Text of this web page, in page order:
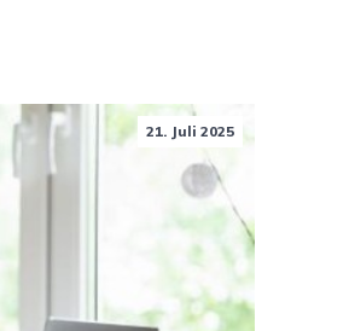
21. Juli 2025